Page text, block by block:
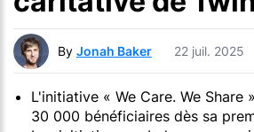
By Jonah Baker 22 juil. 2025
L'initiative « We Care. We Share
30 000 bénéficiaires dès sa